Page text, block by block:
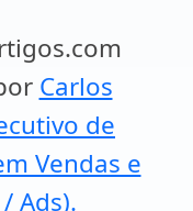
Carlos
de
Vendas e
Ads).